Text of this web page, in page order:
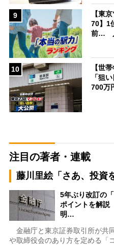
9
【東
70】1
前…
10
【世
「狙
700万
注目の著者・連載
藤川里絵「さあ、投資
5年ぶり改訂の
ポイントを解
明…
金融庁と東京証券取引所が共
や取締役会のあり方を定める「